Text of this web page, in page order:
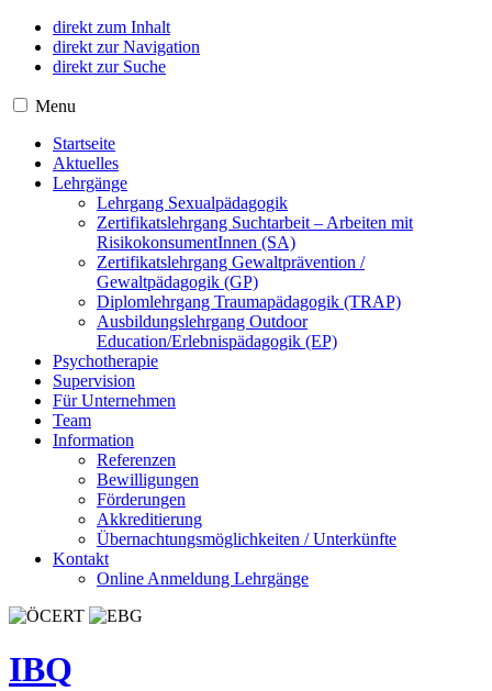
direkt zum Inhalt
direkt zur Navigation
direkt zur Suche
Menu
Startseite
Aktuelles
Lehrgänge
Lehrgang Sexualpädagogik
Zertifikatslehrgang Suchtarbeit – Arbeiten mit
RisikokonsumentInnen (SA)
Zertifikatslehrgang Gewaltprävention /
Gewaltpädagogik (GP)
Diplomlehrgang Traumapädagogik (TRAP)
Ausbildungslehrgang Outdoor
Education/Erlebnispädagogik (EP)
Psychotherapie
Supervision
Für Unternehmen
Team
Information
Referenzen
Bewilligungen
Förderungen
Akkreditierung
Übernachtungsmöglichkeiten / Unterkünfte
Kontakt
Online Anmeldung Lehrgänge
IBQ